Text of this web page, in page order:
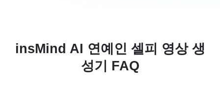
insMind AI 연예인 셀피 영상 생
성기 FAQ